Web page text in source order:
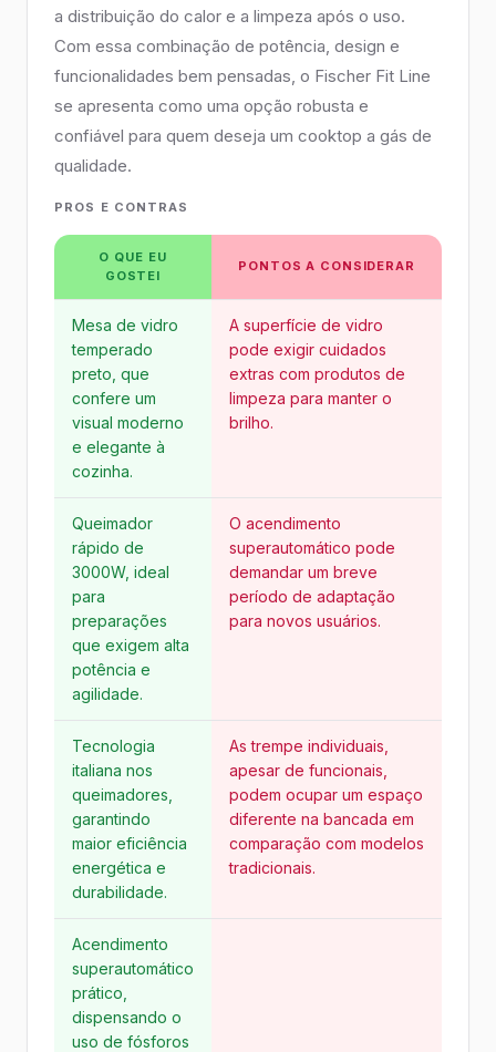
a distribuição do calor e a limpeza após o uso.
Com essa combinação de potência, design e
funcionalidades bem pensadas, o Fischer Fit Line
se apresenta como uma opção robusta e
confiável para quem deseja um cooktop a gás de
qualidade.
PROS E CONTRAS
O QUE EU
GOSTEI
PONTOS A CONSIDERAR
Mesa de vidro
temperado
preto, que
confere um
visual moderno
e elegante à
cozinha.
A superfície de vidro
pode exigir cuidados
extras com produtos de
limpeza para manter o
brilho.
Queimador
rápido de
3000W, ideal
para
preparações
que exigem alta
potência e
agilidade.
O acendimento
superautomático pode
demandar um breve
período de adaptação
para novos usuários.
Tecnologia
italiana nos
queimadores,
garantindo
maior eficiência
energética e
durabilidade.
As trempe individuais,
apesar de funcionais,
podem ocupar um espaço
diferente na bancada em
comparação com modelos
tradicionais.
Acendimento
superautomático
prático,
dispensando o
uso de fósforos